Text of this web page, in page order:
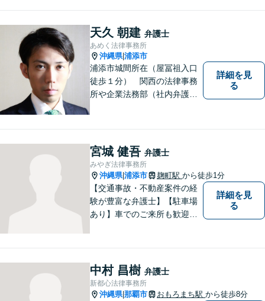
相続無料相談を実施｜お気軽
にご連絡ください！
天久 朝建 弁護士
あめく法律事務所
沖縄県|浦添市
浦添市城間所在（屋冨祖入口
徒歩１分） 関西の法律事務
所や企業法務部（社内弁護士
詳細を見
る
宮城 健吾 弁護士
みやぎ法律事務所
沖縄県|浦添市 麹町駅 から徒歩1分
【交通事故・不動産案件の経
験が豊富な弁護士】【駐車場
あり】車でのご来所も歓迎し
た提案をしていきたいと思っ
ています。【完全個室で相談
可】
詳細を見
る
中村 昌樹 弁護士
新都心法律事務所
沖縄県|那覇市 おもろまち駅 から徒歩8分